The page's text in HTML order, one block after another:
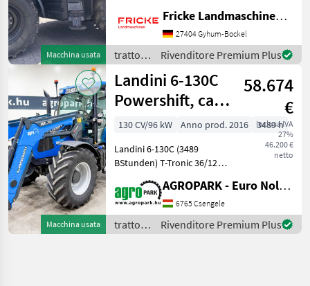
Macchina usata
Frontzapfwelle, gefederte
Vorderachse, mechanische
Kabinenfederung,
Heckwischer, 4x dw.
Steuergeräte hinten, Druc
Fricke Landmaschinen GmbH
27404 Gyhum-Bockel
trattori
/ Valtra
Rivenditore Premium Plus
Macchina usata
Landini 6-130C
Powershift, cab
suspension,
frontloader,
58.674
€
inclusa IVA
27%
46.200 €
netto
130 CV/96 kW Anno prod. 2016
3489 h
Landini 6-130C (3489
BStunden) T-Tronic 36/12
gefederte Kabine, 5 Paare
Steuergeräte, 1+2
Linienbremse, Michelin-
Reifen, Klimaanlage
AGROPARK - Euro Noliker Kft.
6765 Csengele
trattori
/
Rivenditore Premium Plus